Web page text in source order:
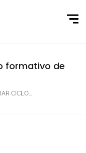
formativo de
CICLO...